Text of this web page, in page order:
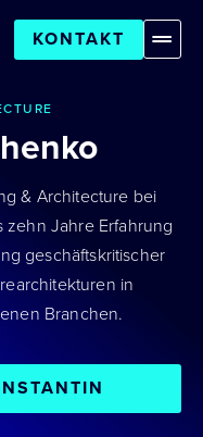
KONTAKT
& Architecture bei
zehn Jahre Erfahrung
geschäftskritischer
in
Branchen.